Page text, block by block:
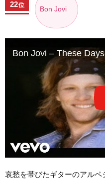
Bon Jovi
22位
Bon Jovi – These Days
哀愁を帯びたギターのアルペ